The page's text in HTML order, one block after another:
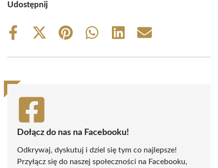
Udostępnij
Share
Share
(Twitter)
Share
Share
Share
Share
Dołącz do nas na Facebooku!
Odkrywaj, dyskutuj i dziel się tym co najlepsze!
Przyłącz się do naszej społeczności na Facebooku,